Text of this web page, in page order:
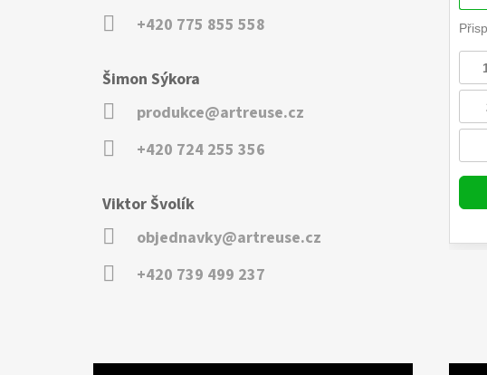
+420 775 855 558
Šimon Sýkora
produkce@artreuse.cz
+420 724 255 356
Viktor Švolík
objednavky@artreuse.cz
+420 739 499 237